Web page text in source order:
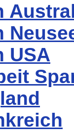
USA